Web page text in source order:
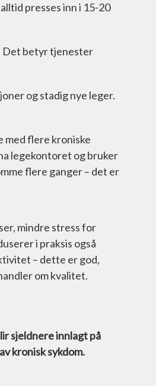
presses inn i 15-20
Det betyr tjenester
og stadig nye leger.
med flere kroniske
legekontoret og bruker
flere ganger – det er
mindre stress for
i praksis også
– dette er god,
om kvalitet.
sjeldnere innlagt på
kronisk sykdom.